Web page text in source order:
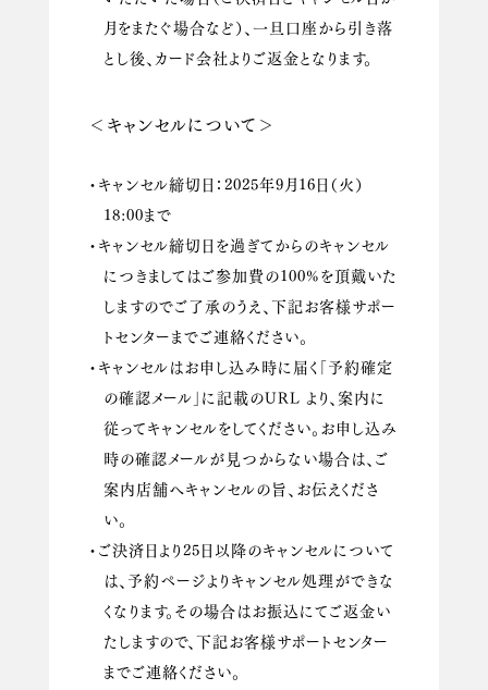
月をまたぐ場合など）、一旦口座から引き落
とし後、カード会社よりご返金となります。
＜キャンセルについて＞
・キャンセル締切日：2025年9月16日（火）
18:00まで
・キャンセル締切日を過ぎてからのキャンセル
につきましてはご参加費の100%を頂戴いた
しますのでご了承のうえ、下記お客様サポー
トセンターまでご連絡ください。
・キャンセルはお申し込み時に届く「予約確定
の確認メール」に記載のURL より、案内に
従ってキャンセルをしてください。お申し込み
時の確認メールが見つからない場合は、ご
案内店舗へキャンセルの旨、お伝えくださ
い。
・ご決済日より25日以降のキャンセルについて
は、予約ページよりキャンセル処理ができな
くなります。その場合はお振込にてご返金い
たしますので、下記お客様サポートセンター
までご連絡ください。